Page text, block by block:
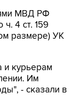
МВД РФ
4 ст. 159
размере) УК
и курьерам
Им
- сказали в